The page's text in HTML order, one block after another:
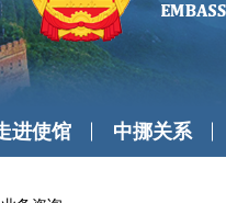
进使馆 中挪关系